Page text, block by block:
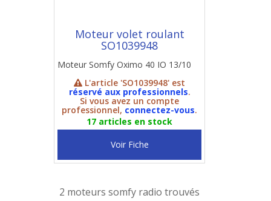
Moteur volet roulant
SO1039948
Moteur Somfy Oximo 40 IO 13/10
L'article 'SO1039948' est
réservé aux professionnels.
Si vous avez un compte
professionnel, connectez-vous.
17 articles en stock
Voir Fiche
2 moteurs somfy radio trouvés